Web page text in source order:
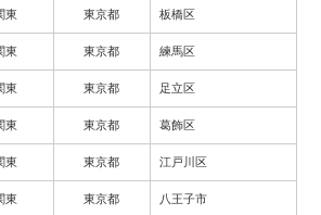
東 東京都 板橋区
東 東京都 練馬区
東 東京都 足立区
東 東京都 葛飾区
東 東京都 江戸川区
東 東京都 八王子市